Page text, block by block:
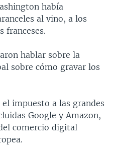
había
al vino, a los
franceses.
hablar sobre la
sobre cómo gravar los
impuesto a las grandes
Google y Amazon,
comercio digital